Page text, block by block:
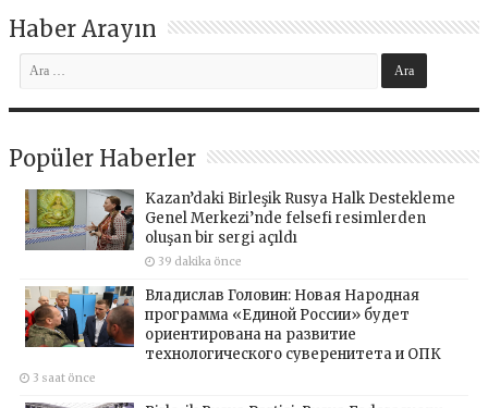
Haber Arayın
Popüler Haberler
Kazan’daki Birleşik Rusya Halk Destekleme
Genel Merkezi’nde felsefi resimlerden
oluşan bir sergi açıldı
39 dakika önce
Владислав Головин: Новая Народная
программа «Единой России» будет
ориентирована на развитие
технологического суверенитета и ОПК
3 saat önce